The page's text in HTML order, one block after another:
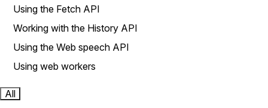
Using the Fetch API
Working with the History API
Using the Web speech API
Using web workers
All